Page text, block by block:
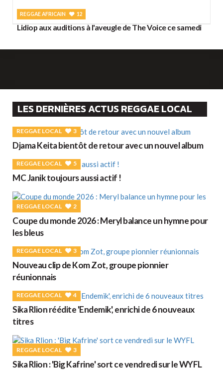
REGGAE AFRICAIN 12
Lidiop aux auditions à l'aveugle de The Voice ce samedi
LES DERNIÈRES ACTUS REGGAE LOCAL
REGGAE LOCAL 3
Djama Keita bientôt de retour avec un nouvel album
REGGAE LOCAL 5
MC Janik toujours aussi actif !
REGGAE LOCAL 2
Coupe du monde 2026 : Meryl balance un hymne pour
les bleus
REGGAE LOCAL 3
Nouveau clip de Kom Zot, groupe pionnier
réunionnais
REGGAE LOCAL 4
Sika Rlion réédite 'Endemik', enrichi de 6 nouveaux
titres
REGGAE LOCAL 3
Sika Rlion : 'Big Kafrine' sort ce vendredi sur le WYFL